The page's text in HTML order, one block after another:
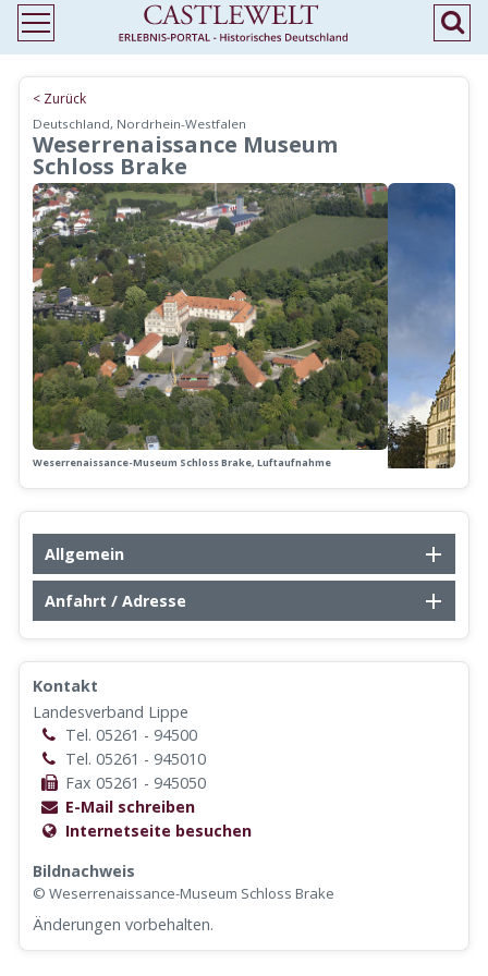
< Zurück
Deutschland, Nordrhein-Westfalen
Weserrenaissance Museum
Schloss Brake
Weserrenaissance-Museum Schloss Brake, Luftaufnahme
Allgemein
Anfahrt / Adresse
Kontakt
Landesverband Lippe
Tel. 05261 - 94500
Tel. 05261 - 945010
Fax 05261 - 945050
E-Mail schreiben
Internetseite besuchen
Bildnachweis
© Weserrenaissance-Museum Schloss Brake
Änderungen vorbehalten.